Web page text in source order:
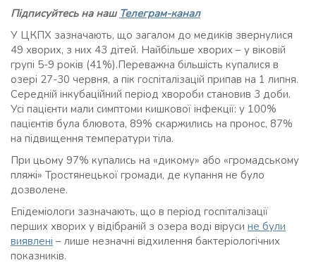
Підписуйтесь на наш Телеграм-канал
У ЦКПХ зазначають, що загалом до медиків звернулися
49 хворих, з них 43 дітей. Найбільше хворих – у віковій
групі 5-9 років (41%).Переважна більшість купалися в
озері 27-30 червня, а пік госпіталізацій припав на 1 липня.
Середній інкубаційний період хвороби становив 3 доби.
Усі пацієнти мали симптоми кишкової інфекції: у 100%
пацієнтів була блювота, 89% скаржились на пронос, 87%
на підвищення температури тіла.
При цьому 97% купались на «дикому» або «громадському
пляжі» Тростянецької громади, де купання не було
дозволене.
Епідеміологи зазначають, що в період госпіталізації
перших хворих у відібраній з озера воді віруси не були
виявлені – лише незначні відхилення бактеріологічних
показників.